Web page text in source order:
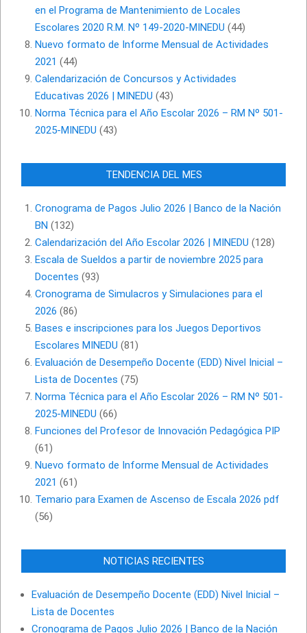
en el Programa de Mantenimiento de Locales
Escolares 2020 R.M. Nº 149-2020-MINEDU (44)
Nuevo formato de Informe Mensual de Actividades
2021 (44)
Calendarización de Concursos y Actividades
Educativas 2026 | MINEDU (43)
Norma Técnica para el Año Escolar 2026 – RM Nº 501-
2025-MINEDU (43)
TENDENCIA DEL MES
Cronograma de Pagos Julio 2026 | Banco de la Nación
BN (132)
Calendarización del Año Escolar 2026 | MINEDU (128)
Escala de Sueldos a partir de noviembre 2025 para
Docentes (93)
Cronograma de Simulacros y Simulaciones para el
2026 (86)
Bases e inscripciones para los Juegos Deportivos
Escolares MINEDU (81)
Evaluación de Desempeño Docente (EDD) Nivel Inicial –
Lista de Docentes (75)
Norma Técnica para el Año Escolar 2026 – RM Nº 501-
2025-MINEDU (66)
Funciones del Profesor de Innovación Pedagógica PIP
(61)
Nuevo formato de Informe Mensual de Actividades
2021 (61)
Temario para Examen de Ascenso de Escala 2026 pdf
(56)
NOTICIAS RECIENTES
Evaluación de Desempeño Docente (EDD) Nivel Inicial –
Lista de Docentes
Cronograma de Pagos Julio 2026 | Banco de la Nación